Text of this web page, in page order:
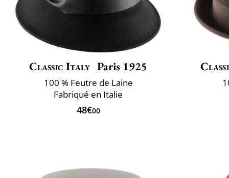
Classic Italy Paris 1925
100 % Feutre de Laine
Fabriqué en Italie
48€00